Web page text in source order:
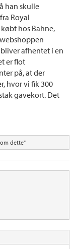
han skulle
Royal
hos Bahne,
afhentet i en
er flot
på, at der
hvor vi fik 300
gavekort. Det
dette"